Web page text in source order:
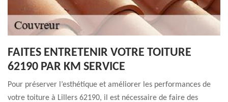
FAITES ENTRETENIR VOTRE TOITURE
62190 PAR KM SERVICE
Pour préserver l’esthétique et améliorer les performances de
votre toiture à Lillers 62190, il est nécessaire de faire des